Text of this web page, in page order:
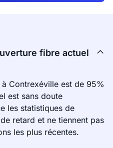
fibre actuel
Contrexéville est de 95%
est sans doute
les statistiques de
retard et ne tiennent pas
les plus récentes.